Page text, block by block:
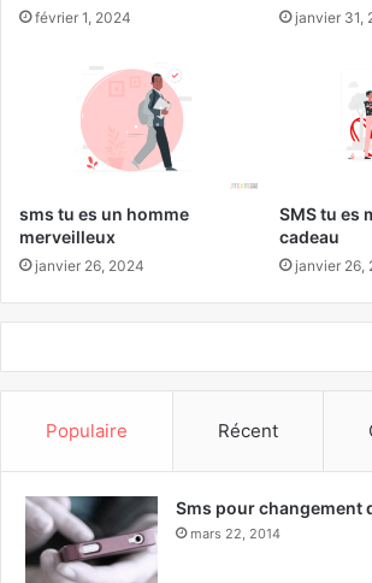
février 1, 2024 janvier 31,
sms tu es un homme
merveilleux
janvier 26, 2024
SMS tu es
cadeau
janvier 26,
Populaire Récent
Sms pour changement
mars 22, 2014